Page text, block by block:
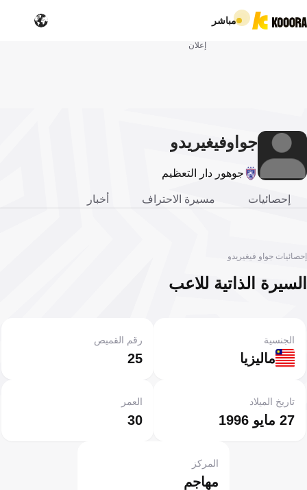
مباشر
إعلان
جواوفيغيريدو
جوهور دار التعظيم
إحصائيات مسيرة الاحتراف أخبار
إحصائيات جواو فيغيريدو
السيرة الذاتية للاعب
ماليزيا
الجنسية
25
رقم القميص
27 مايو 1996
تاريخ الميلاد
30
العمر
مهاجم
المركز